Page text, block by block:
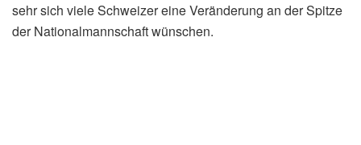
sehr sich viele Schweizer eine Veränderung an der Spitze
der Nationalmannschaft wünschen.